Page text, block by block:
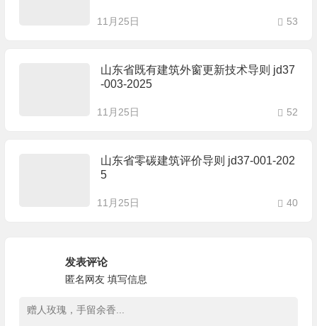
11月25日 53
山东省既有建筑外窗更新技术导则 jd37
-003-2025
11月25日 52
山东省零碳建筑评价导则 jd37-001-202
5
11月25日 40
发表评论
匿名网友 填写信息